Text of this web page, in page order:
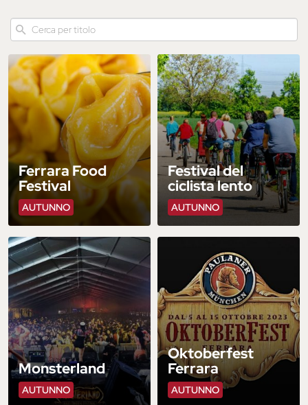
AUTUNNO
Ferrara Food
Festival
AUTUNNO
Festival del
ciclista lento
AUTUNNO
Monsterland
AUTUNNO
Oktoberfest
Ferrara